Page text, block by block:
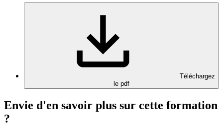
Téléchargez
le pdf
Envie d'en savoir plus sur cette formation
?